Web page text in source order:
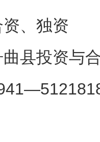
、独资
县投资与